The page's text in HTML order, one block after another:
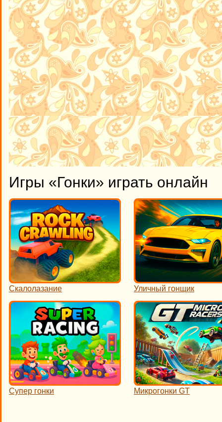
Игры «Гонки» играть онлайн
Скалолазание Уличный гонщик
Супер гонки Микрогонки GT